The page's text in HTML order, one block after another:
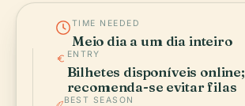
TIME NEEDED
Meio dia a um dia inteiro
ENTRY
Bilhetes disponíveis online;
recomenda-se evitar filas
BEST SEASON